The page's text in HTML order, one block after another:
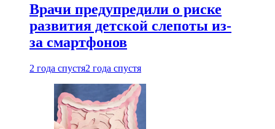
Врачи предупредили о риске
развития детской слепоты из-
за смартфонов
2 года спустя2 года спустя